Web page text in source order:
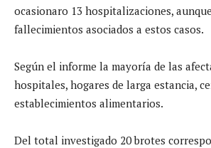
ocasionaro 13 hospitalizaciones,
fallecimientos asociados a estos casos.
Según el informe la mayoría de las
hospitales, hogares de larga estancia,
establecimientos alimentarios.
Del total investigado 20 brotes